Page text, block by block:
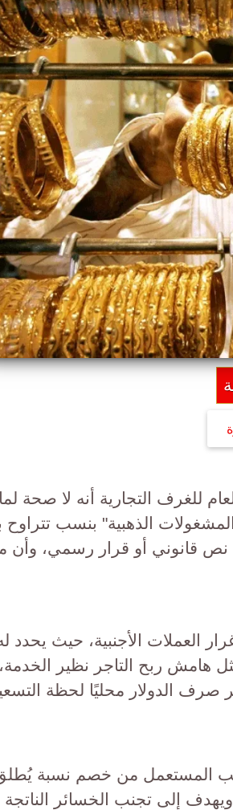
للغرف التجارية أنه لا صحة لما
الذهبية" بنسب تتراوح
نص قانوني أو قرار رسمي، وأن
العملات الأجنبية، حيث يحدد
هامش ربح التاجر نظير الخدمة،
صرف الدولار محليًا لحظة
المستعمل من خصم نسبة
إلى تجنب الخسائر